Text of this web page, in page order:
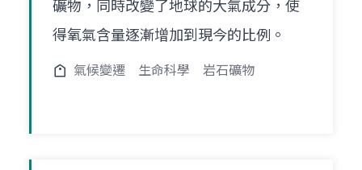
礦物，同時改變了地球的大氣成分，使
得氧氣含量逐漸增加到現今的比例。
氣候變遷 生命科學 岩石礦物